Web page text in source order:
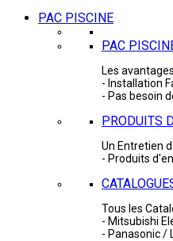
PAC PISCINE
PAC
Les
- Installation
- Pas besoin
PRODUITS
Un Entretien
- Produits
Tous les
- Mitsubishi
- Panasonic /